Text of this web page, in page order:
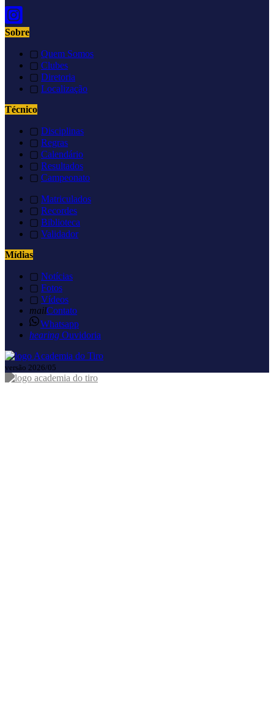
Sobre
▢ Quem Somos
▢ Clubes
▢ Diretoria
▢ Localização
Técnico
▢ Disciplinas
▢ Regras
▢ Calendário
▢ Resultados
▢ Campeonato
▢ Matriculados
▢ Recordes
▢ Biblioteca
▢ Validador
Mídias
▢ Notícias
▢ Fotos
▢ Vídeos
mailContato
Whatsapp
hearing Ouvidoria
versão 2026/05